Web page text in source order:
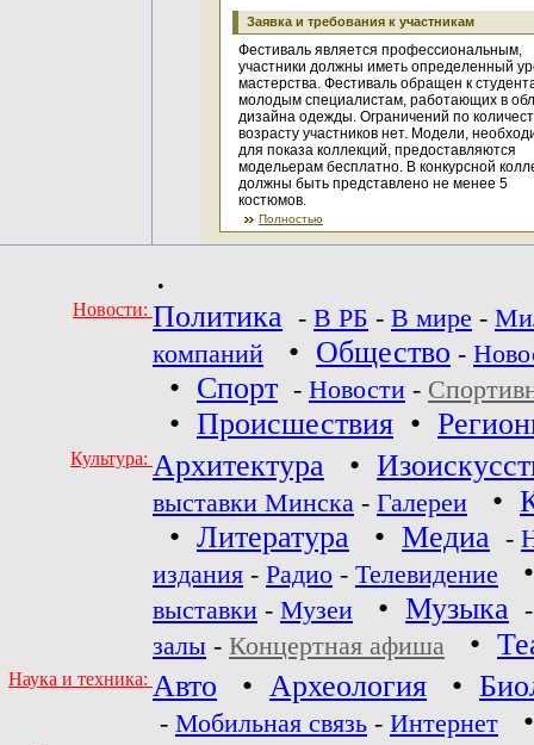
Заявка и требования к участникам
Фестиваль является профессиональным,
участники должны иметь определенный
мастерства. Фестиваль обращен к
молодым специалистам, работающих в
дизайна одежды. Ограничений по
возрасту участников нет. Модели,
для показа коллекций, предоставляются
модельерам бесплатно. В конкурсной
должны быть представлено не менее 5
костюмов.
Полностью
•
Новости: Политика - В РБ - В мире -
компаний
• Общество -
• Спорт - Новости -
• Происшествия •
Культура: Архитектура •
выставки Минска - Галереи •
• Литература • Медиа -
издания - Радио - Телевидение
выставки - Музеи • Музыка
залы - Концертная афиша •
Наука и техника: Авто • Археология •
- Мобильная связь - Интернет